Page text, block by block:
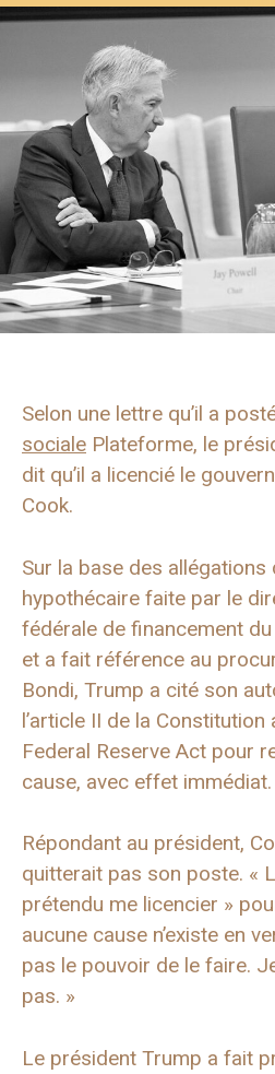
Selon une lettre qu’il a
sociale Plateforme, le
dit qu’il a licencié le
Cook.
Sur la base des allégations
hypothécaire faite par le
fédérale de financement
et a fait référence au
Bondi, Trump a cité son
l’article II de la Constitution
Federal Reserve Act pour
cause, avec effet immédiat.
Répondant au président,
quitterait pas son poste. «
prétendu me licencier »
aucune cause n’existe en
pas le pouvoir de le faire.
pas. »
Le président Trump a fait